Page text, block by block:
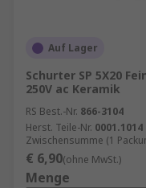
Auf Lager
Schurter SP 5X20
250V ac Keramik
RS Best.-Nr. 866-3104
Herst. Teile-Nr. 0001.1014
Zwischensumme (1
€ 6,90(ohne MwSt.)
Menge